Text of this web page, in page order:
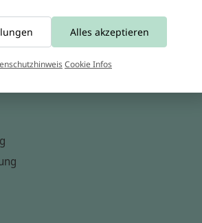
Alles akzeptieren
Cookie Infos